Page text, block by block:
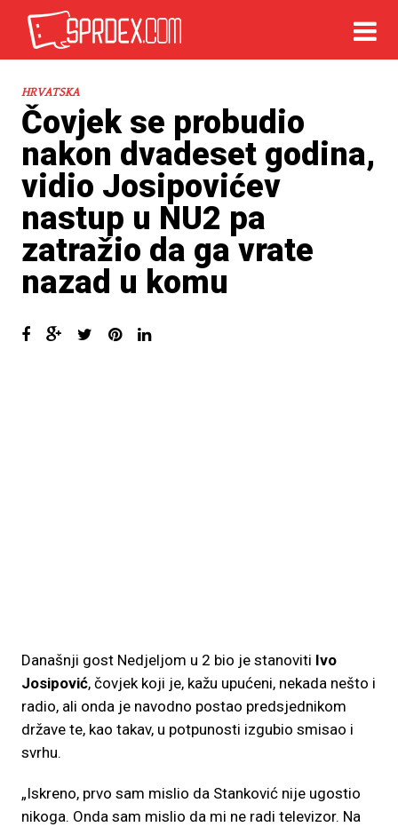
HRVATSKA
Čovjek se probudio
nakon dvadeset godina,
vidio Josipovićev
nastup u NU2 pa
zatražio da ga vrate
nazad u komu
Današnji gost Nedjeljom u 2 bio je stanoviti Ivo
Josipović, čovjek koji je, kažu upućeni, nekada nešto i
radio, ali onda je navodno postao predsjednikom
države te, kao takav, u potpunosti izgubio smisao i
svrhu.
„Iskreno, prvo sam mislio da Stanković nije ugostio
nikoga. Onda sam mislio da mi ne radi televizor. Na